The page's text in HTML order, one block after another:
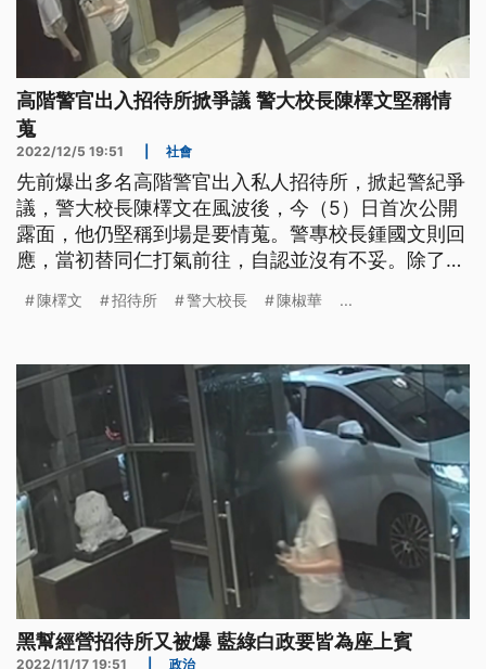
高階警官出入招待所掀爭議 警大校長陳檡文堅稱情
蒐
2022/12/5 19:51 社會
先前爆出多名高階警官出入私人招待所，掀起警紀爭
議，警大校長陳檡文在風波後，今（5）日首次公開
露面，他仍堅稱到場是要情蒐。警專校長鍾國文則回
應，當初替同仁打氣前往，自認並沒有不妥。除了警
結，不敢辦案，警政署長黃明昭今日則嚴正駁斥。
陳檡文 招待所 警大校長 陳椒華 ...
黑幫經營招待所又被爆 藍綠白政要皆為座上賓
2022/11/17 19:51 政治